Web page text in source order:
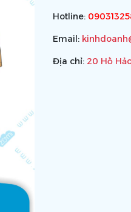
Hotline:
Email:
Địa chỉ: 20 Hồ